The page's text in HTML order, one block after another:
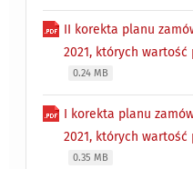
II korekta planu
2021, których wartość
0.24 MB
I korekta planu
2021, których wartość
0.35 MB